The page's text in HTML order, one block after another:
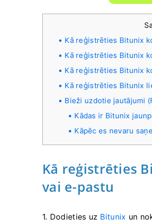
Kā reģistrēties Bitunix
Kā reģistrēties Bitunix
Kā reģistrēties Bitunix
Kā reģistrēties Bitunix
Bieži uzdotie jautājumi
Kādas ir Bitunix
Kāpēc es nevaru
Kā reģistrēties
vai e-pastu
1. Dodieties uz Bitunix un